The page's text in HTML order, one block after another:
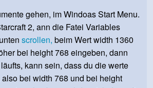
gehen, im Windoas Start Menu.
2, ann die Fatei Variables
scrollen, beim Wert width 1360
bei height 768 eingeben, dann
kann sein, dass du die werte
bei width 768 und bei height